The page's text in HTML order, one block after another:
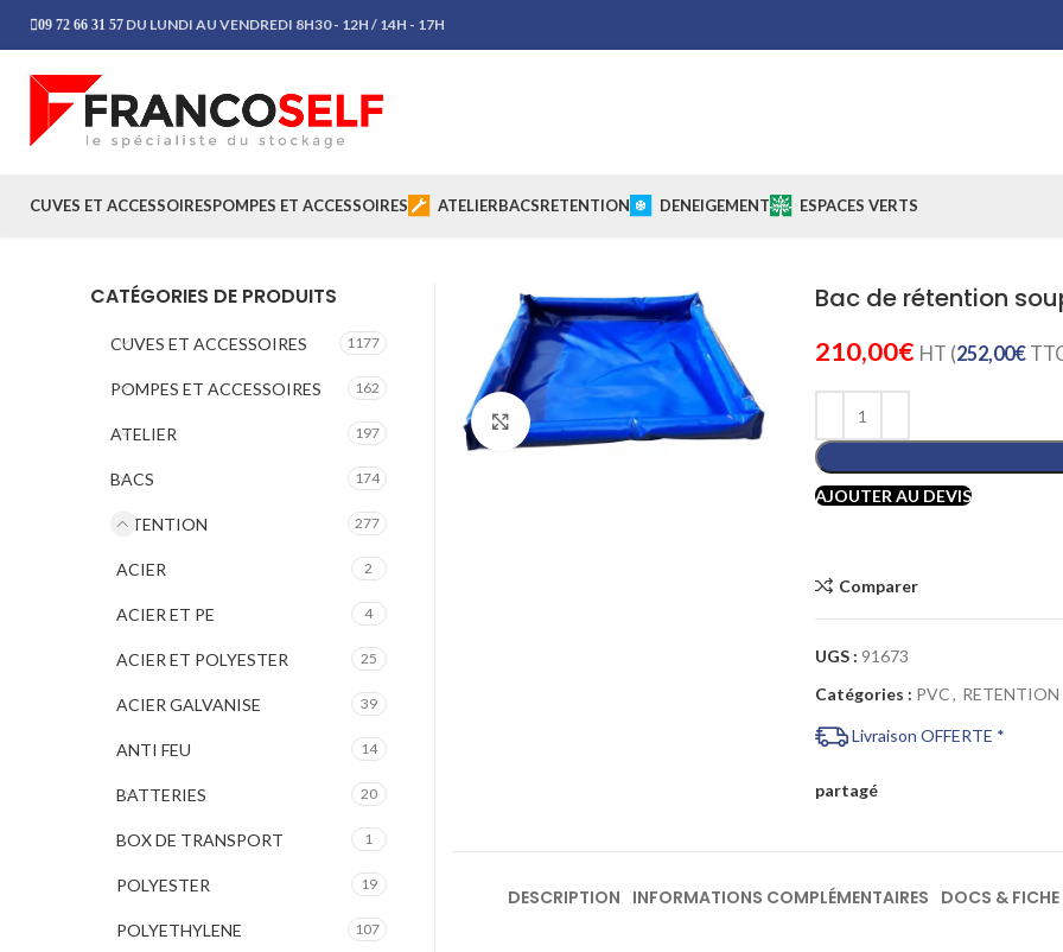
09 72 66 31 57 DU LUNDI AU VENDREDI 8H30 - 12H / 14H - 17H
CUVES ET ACCESSOIRESPOMPES ET ACCESSOIRES ATELIERBACSRETENTION DENEIGEMENT ESPACES VERTS
Cliquez pour agrandir
Bac de rétention
210,00€ HT (252,00€
AJOUTER AU DEVIS
Comparer
UGS : 91673
Catégories : PVC, RETENTION
Livraison OFFERTE *
partagé
DESCRIPTION INFORMATIONS COMPLÉMENTAIRES DOCS &
CATÉGORIES DE PRODUITS
CUVES ET ACCESSOIRES 1177
POMPES ET ACCESSOIRES 162
ATELIER 197
BACS 174
RETENTION 277
ACIER 2
ACIER ET PE 4
ACIER ET POLYESTER 25
ACIER GALVANISE 39
ANTI FEU 14
BATTERIES 20
BOX DE TRANSPORT 1
POLYESTER 19
POLYETHYLENE 107